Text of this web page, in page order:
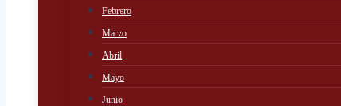
Febrero
Marzo
Abril
Mayo
Junio